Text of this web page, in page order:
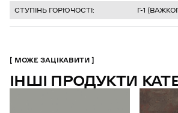
СТУПІНЬ ГОРЮЧОСТІ:
Г-1
МОЖЕ ЗАЦІКАВИТИ
ІНШІ ПРОДУКТИ